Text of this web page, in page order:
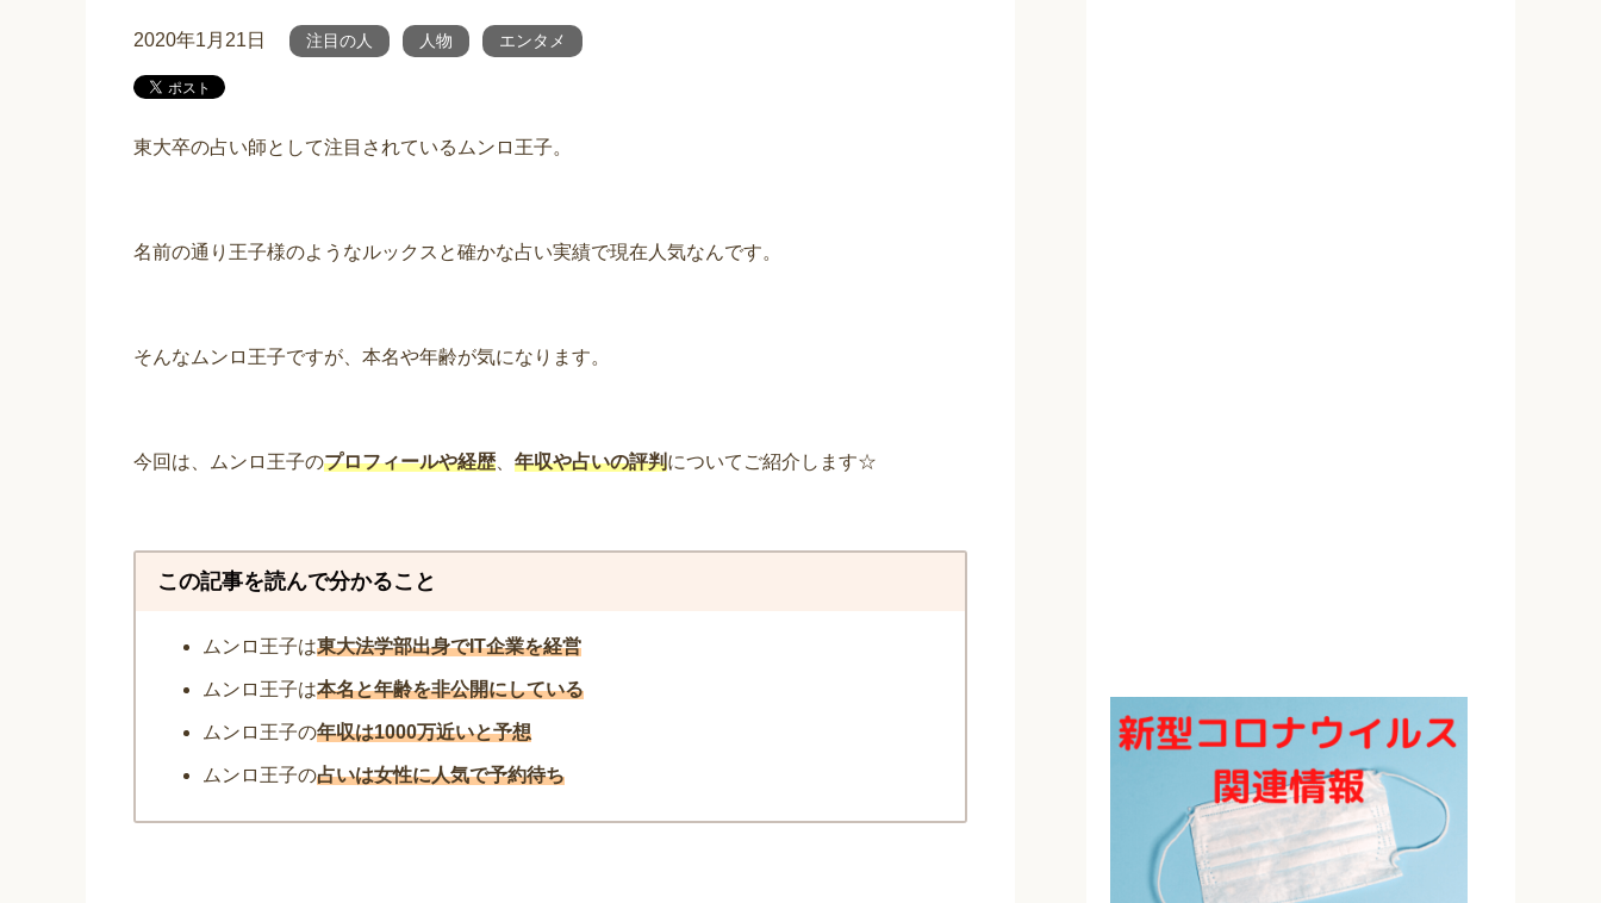
2020年1月21日 注目の人 人物 エンタメ
東大卒の占い師として注目されているムンロ王子。
名前の通り王子様のようなルックスと確かな占い実績で現在人気なんです。
そんなムンロ王子ですが、本名や年齢が気になります。
今回は、ムンロ王子のプロフィールや経歴、 年収や占いの評判についてご紹介します☆
この記事を読んで分かること
ムンロ王子は東大法学部出身でIT企業を経営
ムンロ王子は本名と年齢を非公開にしている
ムンロ王子の年収は1000万近いと予想
ムンロ王子の占いは女性に人気で予約待ち